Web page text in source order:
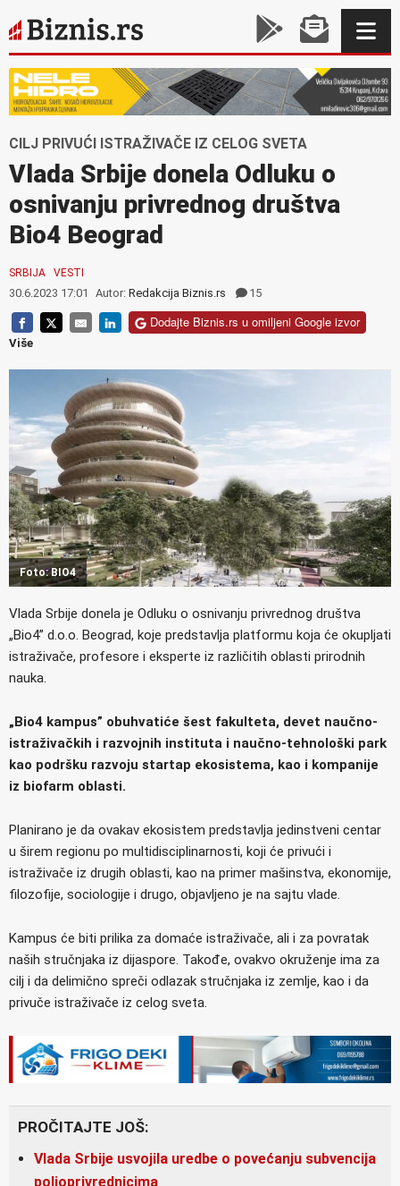
CILJ PRIVUĆI ISTRAŽIVAČE IZ CELOG SVETA
Vlada Srbije donela Odluku o
osnivanju privrednog društva
Bio4 Beograd
SRBIJA VESTI
30.6.2023 17:01 Autor: Redakcija Biznis.rs 15
Dodajte Biznis.rs u omiljeni Google izvor
Više
Foto: BIO4
Vlada Srbije donela je Odluku o osnivanju privrednog društva
„Bio4” d.o.o. Beograd, koje predstavlja platformu koja će okupljati
istraživače, profesore i eksperte iz različitih oblasti prirodnih
nauka.
„Bio4 kampus” obuhvatiće šest fakulteta, devet naučno-
istraživačkih i razvojnih instituta i naučno-tehnološki park
kao podršku razvoju startap ekosistema, kao i kompanije
iz biofarm oblasti.
Planirano je da ovakav ekosistem predstavlja jedinstveni centar
u širem regionu po multidisciplinarnosti, koji će privući i
istraživače iz drugih oblasti, kao na primer mašinstva, ekonomije,
filozofije, sociologije i drugo, objavljeno je na sajtu vlade.
Kampus će biti prilika za domaće istraživače, ali i za povratak
naših stručnjaka iz dijaspore. Takođe, ovakvo okruženje ima za
cilj i da delimično spreči odlazak stručnjaka iz zemlje, kao i da
privuče istraživače iz celog sveta.
PROČITAJTE JOŠ:
Vlada Srbije usvojila uredbe o povećanju subvencija
poljoprivrednicima